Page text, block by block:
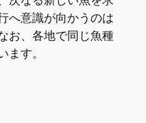
へ意識が向かうのは
お、各地で同じ魚種
ます。